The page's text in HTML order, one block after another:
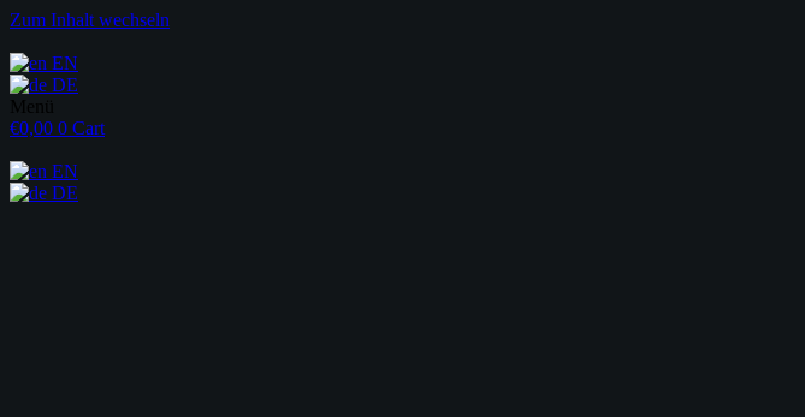
Zum Inhalt wechseln
EN
DE
Menü
€0,00 0 Cart
EN
DE